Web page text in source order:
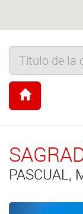
PASCUAL,